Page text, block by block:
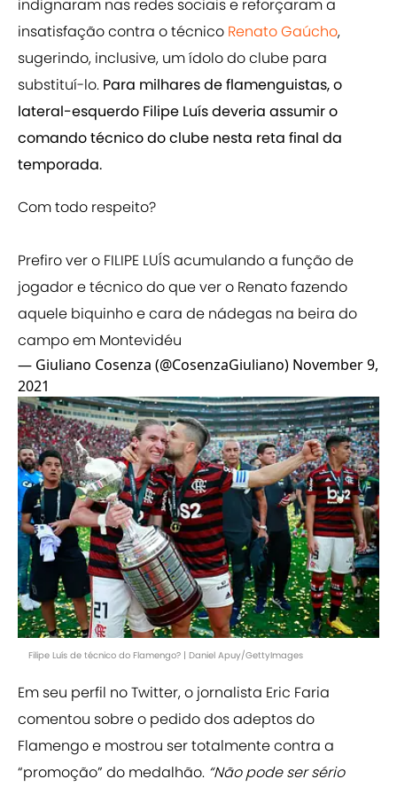
indignaram nas redes sociais e reforçaram a
insatisfação contra o técnico Renato Gaúcho,
sugerindo, inclusive, um ídolo do clube para
substituí-lo. Para milhares de flamenguistas, o
lateral-esquerdo Filipe Luís deveria assumir o
comando técnico do clube nesta reta final da
temporada.
Com todo respeito?
Prefiro ver o FILIPE LUÍS acumulando a função de
jogador e técnico do que ver o Renato fazendo
aquele biquinho e cara de nádegas na beira do
campo em Montevidéu
— Giuliano Cosenza (@CosenzaGiuliano) November 9,
2021
Filipe Luís de técnico do Flamengo? | Daniel Apuy/GettyImages
Em seu perfil no Twitter, o jornalista Eric Faria
comentou sobre o pedido dos adeptos do
Flamengo e mostrou ser totalmente contra a
“promoção” do medalhão. “Não pode ser sério